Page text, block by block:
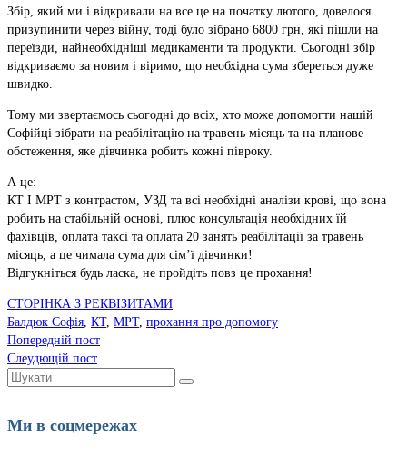
Збір, який ми і відкривали на все це на початку лютого, довелося
призупинити через війну, тоді було зібрано 6800 грн, які пішли на
переїзди, найнеобхідніші медикаменти та продукти. Сьогодні збір
відкриваємо за новим і віримо, що необхідна сума збереться дуже
швидко.
Тому ми звертаємось сьогодні до всіх, хто може допомогти нашій
Софійці зібрати на реабілітацію на травень місяць та на планове
обстеження, яке дівчинка робить кожні півроку.
А це:
КТ І МРТ з контрастом, УЗД та всі необхідні аналізи крові, що вона
робить на стабільній основі, плюс консультація необхідних їй
фахівців, оплата таксі та оплата 20 занять реабілітації за травень
місяць, а це чимала сума для сім’ї дівчинки!
Відгукніться будь ласка, не пройдіть повз це прохання!
СТОРІНКА З РЕКВІЗИТАМИ
Балдюк Софія, КТ, МРТ, прохання про допомогу
Попередній пост
Слеудющій пост
Шукати:
Ми в соцмережах